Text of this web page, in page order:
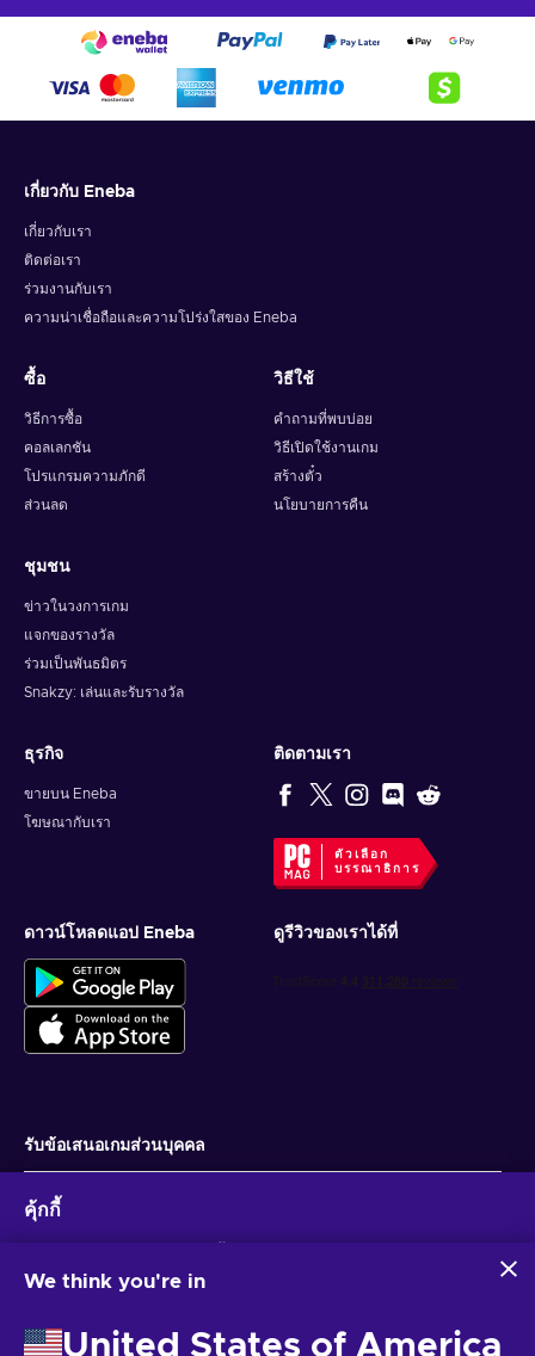
เกี่ยวกับ Eneba
เกี่ยวกับเรา
ติดต่อเรา
ร่วมงานกับเรา
ความน่าเชื่อถือและความโปร่งใสของ Eneba
ซื้อ
วิธีการซื้อ
คอลเลกชัน
โปรแกรมความภักดี
ส่วนลด
วิธีใช้
คำถามที่พบบ่อย
วิธีเปิดใช้งานเกม
สร้างตั๋ว
นโยบายการคืน
ชุมชน
ข่าวในวงการเกม
แจกของรางวัล
ร่วมเป็นพันธมิตร
Snakzy: เล่นและรับรางวัล
ธุรกิจ
ขายบน Eneba
โฆษณากับเรา
ติดตามเรา
ตัวเลือก
บรรณาธิการ
ดาวน์โหลดแอป Eneba ดูรีวิวของเราได้ที่
รับข้อเสนอเกมส่วนบุคคล
คุ้กกี้
รวบรวมและวิเคราะห์ข้อมูลเกี่ยวกับผู้ใช้เว็บไซต์นี้ เราใช้ข้อมูลนี้เพื่อ
บุคคลของคุณอาจถูกนำไปใช้เพื่อปรับแต่งโฆษณา
การคลิก 'ยอมรับทั้งหมด' หมายความว่าคุณยินยอมให้ Eneba และ
We think you're in
United States of America